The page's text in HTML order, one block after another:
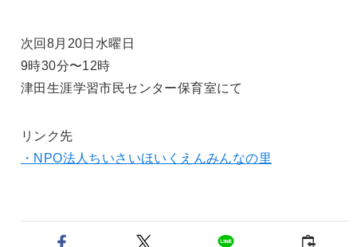
次回8月20日水曜日
9時30分〜12時
津田生涯学習市民センター保育室にて
リンク先
・NPO法人ちいさいほいくえんみんなの里